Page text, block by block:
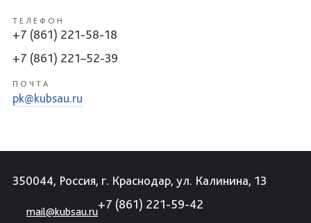
ТЕЛЕФОН
+7 (861) 221-58-18
+7 (861) 221–52-39
ПОЧТА
pk@kubsau.ru
350044, Россия, г. Краснодар, ул. Калинина, 13
mail@kubsau.ru
+7 (861) 221-59-42